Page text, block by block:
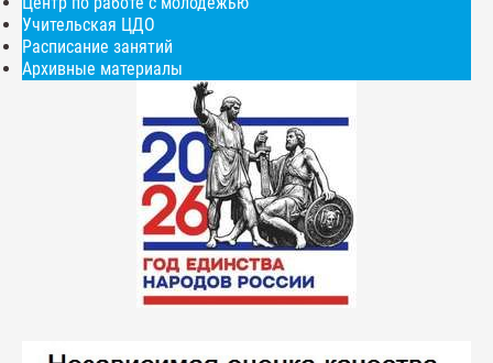
Учительская ЦДО
Расписание занятий
Архивные материалы